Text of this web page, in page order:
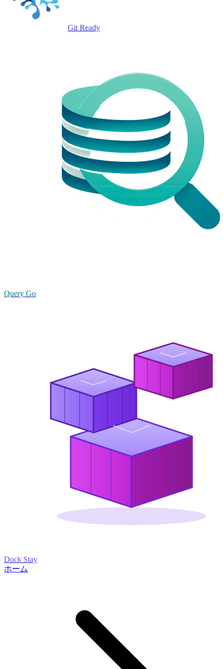
Git Ready
Query Go
Dock Stay
ホーム